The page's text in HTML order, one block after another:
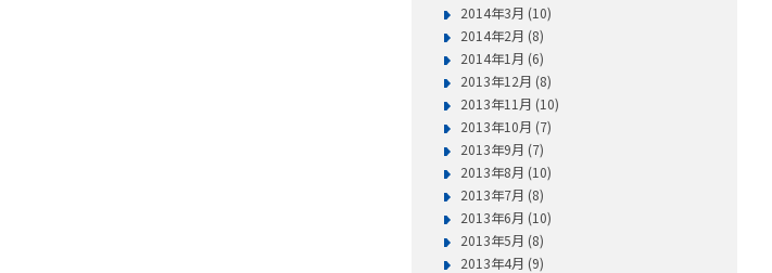
2014年3月 (10)
2014年2月 (8)
2014年1月 (6)
2013年12月 (8)
2013年11月 (10)
2013年10月 (7)
2013年9月 (7)
2013年8月 (10)
2013年7月 (8)
2013年6月 (10)
2013年5月 (8)
2013年4月 (9)